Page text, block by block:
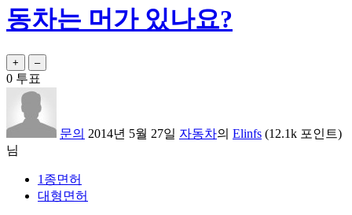
동차는 머가 있나요?
0 투표
문의 2014년 5월 27일 자동차의 Elinfs (12.1k 포인트)
님
1종면허
대형면허